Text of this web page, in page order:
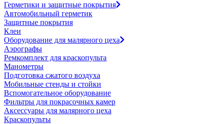
Герметики и защитные покрытия
Автомобильный герметик
Защитные покрытия
Клеи
Оборудование для малярного цеха
Аэрографы
Ремкомплект для краскопульта
Манометры
Подготовка сжатого воздуха
Мобильные стенды и стойки
Вспомогательное оборудование
Фильтры для покрасочных камер
Аксессуары для малярного цеха
Краскопульты